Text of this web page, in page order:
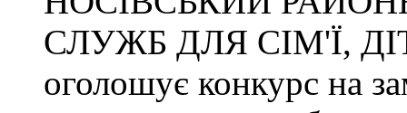
СЛУЖБ ДЛЯ СІМ'Ї,
оголошує конкурс на